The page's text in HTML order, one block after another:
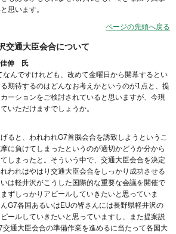
思います。
ページの先頭へ戻る
通大臣会合について
佳伸 氏
んですけれども、改めて金曜日から開幕するとい
期待するのはどんなお考えかというのが1点と、提
ーションをご検討されていると思いますが、今現
いただけますでしょうか。
ると、われわれG7首脳会合を誘致しようというこ
に負けてしまったというのが適切かどうか分から
しまったと。そういう中で、交通大臣会合を決定
われはやはり交通大臣会合をしっかり成功させる
は軽井沢がこうした国際的な重要な会議を開催で
ずしっかりアピールしていきたいと思っていま
G7各国あるいはEUの皆さんには長野県軽井沢の
ールしていきたいと思っていますし、また提案説
通大臣会合の準備作業を進めるに当たって各国大